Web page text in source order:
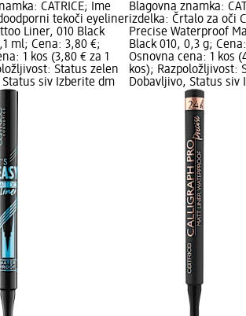
CATRICE; Ime
tekoči eyeliner
Liner, 010 Black
ml; Cena: 3,80 €;
1 kos (3,80 € za 1
Status zelen
siv Izberite dm
Blagovna znamka:
izdelka: Črtalo za oči
Precise Waterproof
Black 010, 0,3 g;
Osnovna cena: 1 kos
kos); Razpoložljivost:
Dobavljivo, Status siv